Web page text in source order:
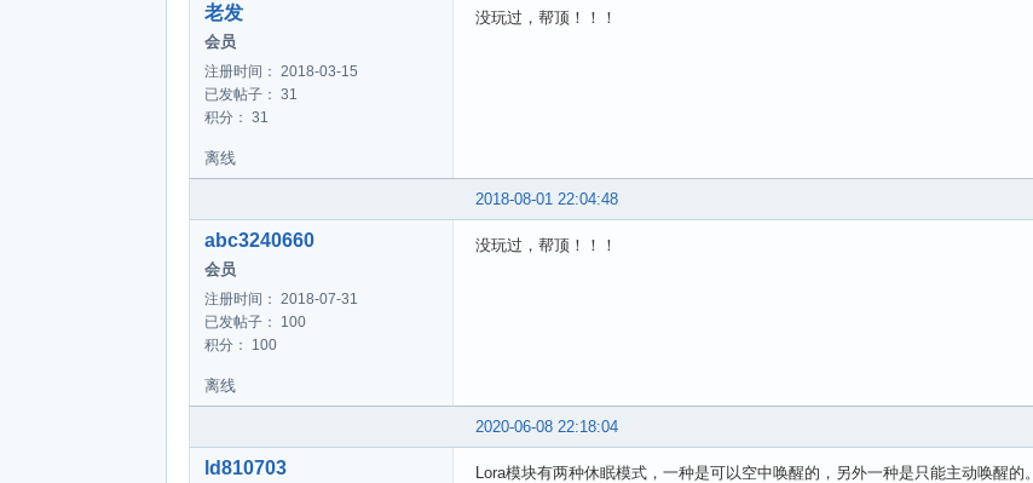
老发
会员
注册时间： 2018-03-15
已发帖子： 31
积分： 31
没玩过，帮顶！！！
离线
2018-08-01 22:04:48
abc3240660
会员
注册时间： 2018-07-31
已发帖子： 100
积分： 100
没玩过，帮顶！！！
离线
2020-06-08 22:18:04
ld810703 Lora模块有两种休眠模式，一种是可以空中唤醒的，另外一种是只能主动唤醒的。